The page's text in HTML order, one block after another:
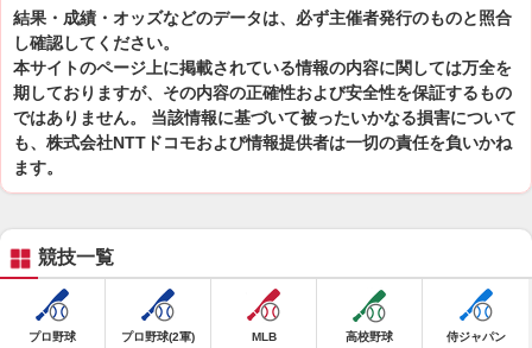
結果・成績・オッズなどのデータは、必ず主催者発行のものと照合
し確認してください。
本サイトのページ上に掲載されている情報の内容に関しては万全を
期しておりますが、その内容の正確性および安全性を保証するもの
ではありません。 当該情報に基づいて被ったいかなる損害について
も、株式会社NTTドコモおよび情報提供者は一切の責任を負いかね
ます。
競技一覧
プロ野球 プロ野球(2軍) MLB 高校野球 侍ジャパン